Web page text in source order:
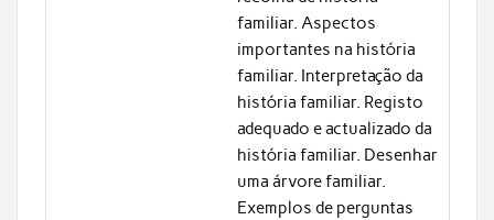
familiar. Aspectos
importantes na história
familiar. Interpretação da
história familiar. Registo
adequado e actualizado da
história familiar. Desenhar
uma árvore familiar.
Exemplos de perguntas